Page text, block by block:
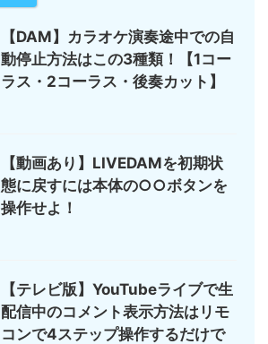
【DAM】カラオケ演奏途中での自
動停止方法はこの3種類！【1コー
ラス・2コーラス・後奏カット】
【動画あり】LIVEDAMを初期状
態に戻すには本体の○○ボタンを
操作せよ！
【テレビ版】YouTubeライブで生
配信中のコメント表示方法はリモ
コンで4ステップ操作するだけで